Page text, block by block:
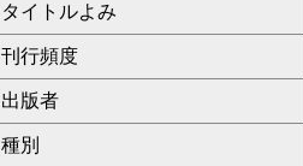
タイトルよみ
刊行頻度
出版者
種別